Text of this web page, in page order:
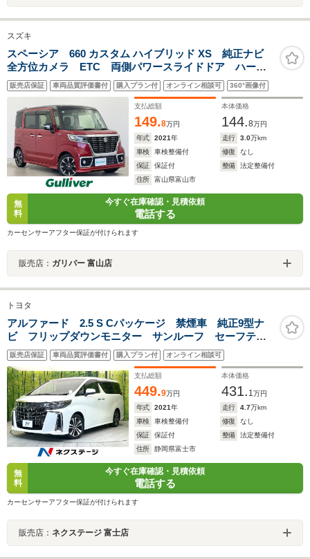
スズキ
スペーシア 660 カスタム ハイブリッド XS 純正ナビ
全方位カメラ ETC 両側パワースライドドア ハーフ
レザーシート シートヒーター 衝突被害軽減システ
ム レーダークルーズコントロール コーナーセンサ
ー 純正アルミホイール フロアマット
販売店保証 車両品質評価書付 購入プラン付 オンライン相談可 360°画像付
支払総額
149.8万円
本体価格
144.8万円
年式
2021年 走行 3.0万km
車検
車検整備付 修復
なし
保証
保証付 整備
法定整備付
住所
富山県富山市
無
料
今すぐ在庫確認・見積依頼
電話する
カーセンサーアフター保証が付けられます
販売店： ガリバー 富山店
トヨタ
アルファード 2.5 S Cパッケージ 禁煙車 純正9型ナ
ビ フリップダウンモニター サンルーフ セーフティ
センス レーダークルーズ シートヒーター ベンチレ
ーション ETC ドラレコ メモリーパワーシート オ
ットマンシート LEDヘッド
販売店保証 車両品質評価書付 購入プラン付 オンライン相談可
支払総額
449.9万円
本体価格
431. 1万円
年式
2021年 走行 4.7万km
車検
車検整備付 修復
なし
保証
保証付 整備
法定整備付
住所
静岡県富士市
無
料
今すぐ在庫確認・見積依頼
電話する
カーセンサーアフター保証が付けられます
販売店： ネクステージ 富士店